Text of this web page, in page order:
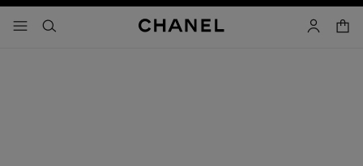
- navegación principal
buscar cuenta
carrito